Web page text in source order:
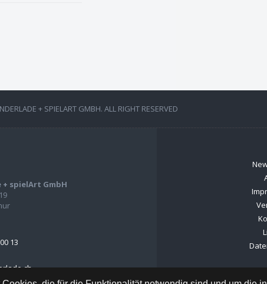
+ SPIELART GMBH. ALL RIGHT RESERVED
spielArt GmbH
13